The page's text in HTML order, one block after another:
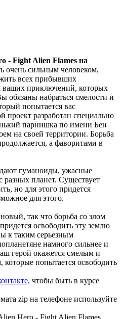
- Fight Alien Flames на
очень сильным человеком,
всех прибывших
приключений, которых
обязаны набраться смелости и
попытается вас
разработан специально
парнишка по имени Бен
на своей территории. Борьба
а фаворитами в
гуманоиды, ужасные
планет. Существует
но для этого придется
для этого.
так что борьба со злом
освободить эту землю
к таким серьезным
намного сильнее и
герой окажется смелым и
попытается освободить
чтобы быть в курсе
zip на телефоне используйте
Hero - Fight Alien Flames